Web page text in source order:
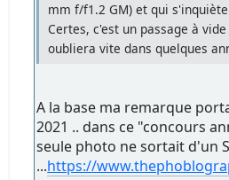
mm f/f1.2 GM) et qui
Certes, c'est un passage à
oubliera vite dans quelques
A la base ma remarque
2021 .. dans ce "concours
seule photo ne sortait d'un
...https://